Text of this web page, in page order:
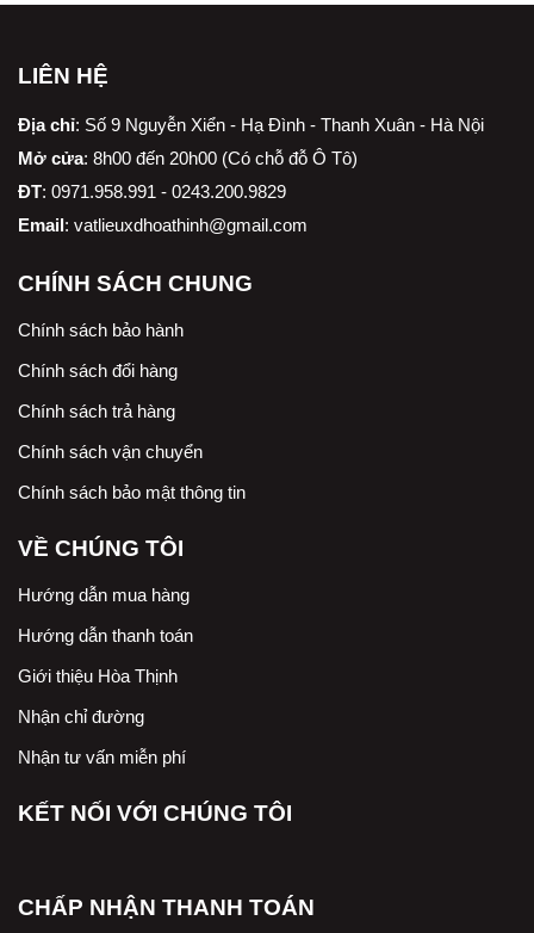
LIÊN HỆ
Địa chỉ: Số 9 Nguyễn Xiển - Hạ Đình - Thanh Xuân - Hà Nội
Mở cửa: 8h00 đến 20h00 (Có chỗ đỗ Ô Tô)
ĐT: 0971.958.991 - 0243.200.9829
Email: vatlieuxdhoathinh@gmail.com
CHÍNH SÁCH CHUNG
Chính sách bảo hành
Chính sách đổi hàng
Chính sách trả hàng
Chính sách vận chuyển
Chính sách bảo mật thông tin
VỀ CHÚNG TÔI
Hướng dẫn mua hàng
Hướng dẫn thanh toán
Giới thiệu Hòa Thịnh
Nhận chỉ đường
Nhận tư vấn miễn phí
KẾT NỐI VỚI CHÚNG TÔI
CHẤP NHẬN THANH TOÁN